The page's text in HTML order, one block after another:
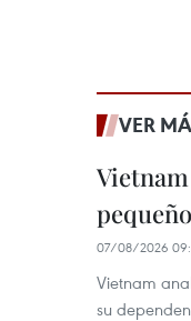
VER
07/08/2026
Vietnam
su